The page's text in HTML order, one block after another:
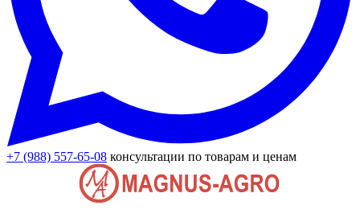
+7 (988) 557-65-08 консультации по товарам и ценам